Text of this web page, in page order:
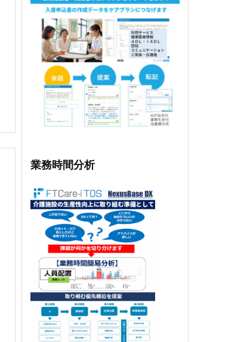
業務時間分析